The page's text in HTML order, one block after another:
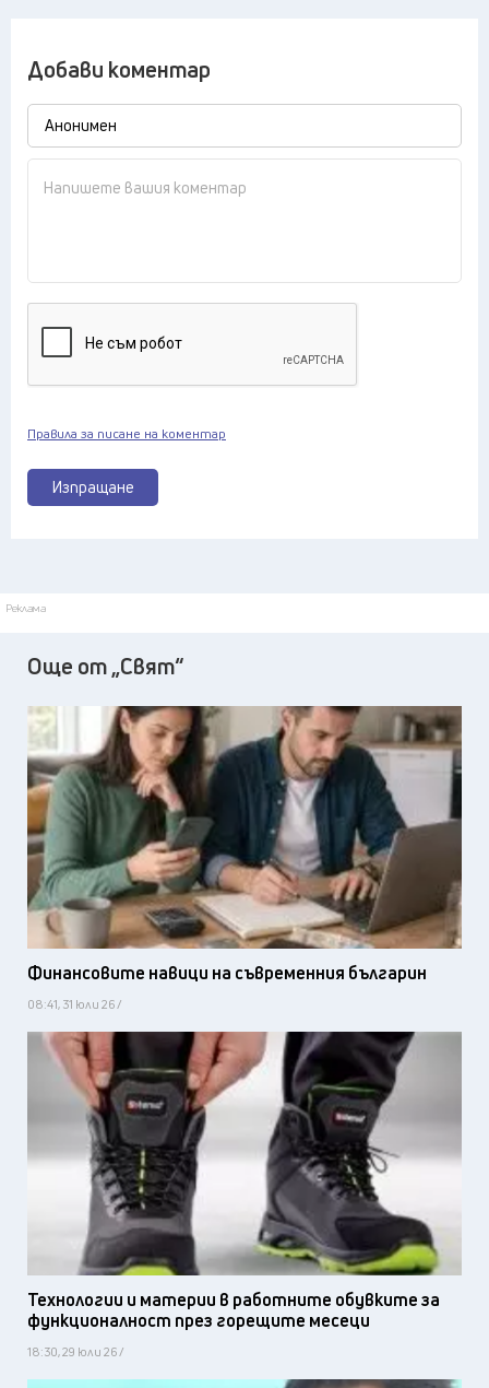
Добави коментар
Изпращане
Правила за писане на коментар
Реклама
Още от „Свят“
Финансовите навици на съвременния българин
08:41, 31 юли 26 /
Технологии и материи в работните обувките за
функционалност през горещите месеци
18:30, 29 юли 26 /